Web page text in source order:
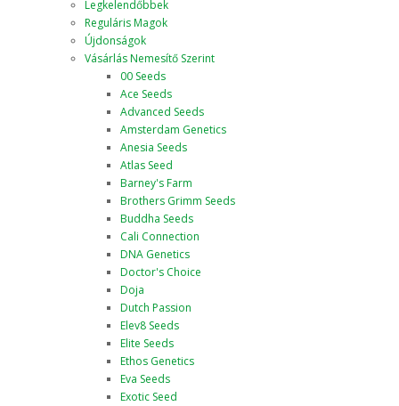
Legkelendőbbek
Reguláris Magok
Újdonságok
Vásárlás Nemesítő Szerint
00 Seeds
Ace Seeds
Advanced Seeds
Amsterdam Genetics
Anesia Seeds
Atlas Seed
Barney's Farm
Brothers Grimm Seeds
Buddha Seeds
Cali Connection
DNA Genetics
Doctor's Choice
Doja
Dutch Passion
Elev8 Seeds
Elite Seeds
Ethos Genetics
Eva Seeds
Exotic Seed